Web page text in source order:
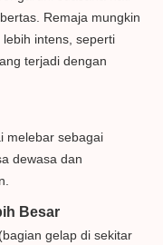
Remaja mungkin
intens, seperti
terjadi dengan
melebar sebagai
dewasa dan
Besar
gelap di sekitar